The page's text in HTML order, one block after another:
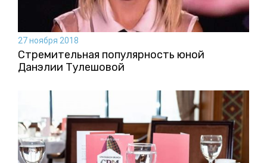
27 ноября 2018
Стремительная популярность юной
Данэлии Тулешовой